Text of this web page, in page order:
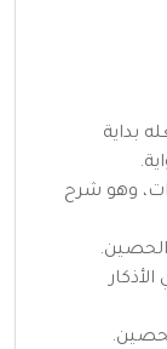
بداية
وهو شرح